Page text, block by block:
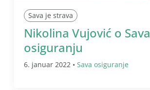
Sava je strava
Nikolina Vujović o Sava
osiguranju
6. januar 2022 • Sava osiguranje